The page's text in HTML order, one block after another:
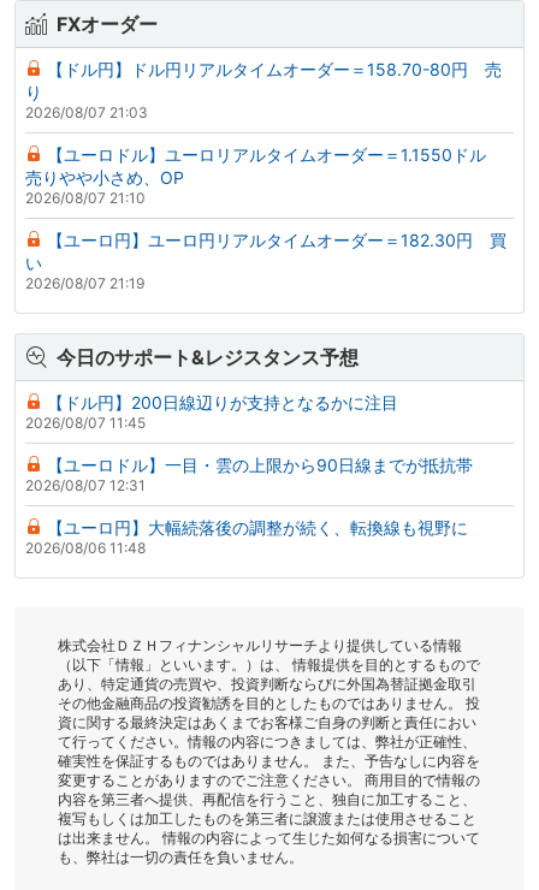
FXオーダー
【ドル円】ドル円リアルタイムオーダー＝158.70-80円 売
り
2026/08/07 21:03
【ユーロドル】ユーロリアルタイムオーダー＝1.1550ドル
売りやや小さめ、OP
2026/08/07 21:10
【ユーロ円】ユーロ円リアルタイムオーダー＝182.30円 買
い
2026/08/07 21:19
今日のサポート&レジスタンス予想
【ドル円】200日線辺りが支持となるかに注目
2026/08/07 11:45
【ユーロドル】一目・雲の上限から90日線までが抵抗帯
2026/08/07 12:31
【ユーロ円】大幅続落後の調整が続く、転換線も視野に
2026/08/06 11:48
株式会社ＤＺＨフィナンシャルリサーチより提供している情報
（以下「情報」といいます。）は、 情報提供を目的とするもので
あり、特定通貨の売買や、投資判断ならびに外国為替証拠金取引
その他金融商品の投資勧誘を目的としたものではありません。 投
資に関する最終決定はあくまでお客様ご自身の判断と責任におい
て行ってください。情報の内容につきましては、弊社が正確性、
確実性を保証するものではありません。 また、予告なしに内容を
変更することがありますのでご注意ください。 商用目的で情報の
内容を第三者へ提供、再配信を行うこと、独自に加工すること、
複写もしくは加工したものを第三者に譲渡または使用させること
は出来ません。 情報の内容によって生じた如何なる損害について
も、弊社は一切の責任を負いません。